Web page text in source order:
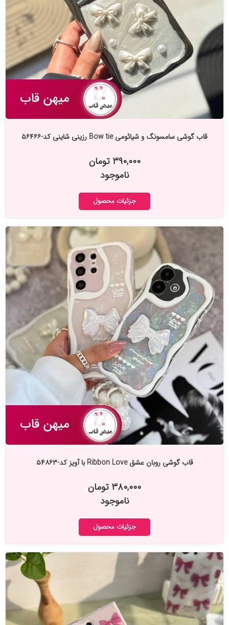
قاب گوشی سامسونگ و شیائومی Bow tie رزینی شاینی کد-۵۶۴۶۶
۳۹۰,۰۰۰ تومان
ناموجود
جزئیات محصول
قاب گوشی روبان عشق Ribbon Love با آویز کد-۵۴۸۶۳
۳۸۰,۰۰۰ تومان
ناموجود
جزئیات محصول